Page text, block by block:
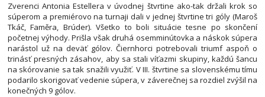
Zverenci Antonia Estellera v úvodnej štvrtine ako-tak držali krok so
súperom a premiérovo na turnaji dali v jednej štvrtine tri góly (Maroš
Tkáč, Faměra, Brúder). Všetko to boli situácie tesne po skončení
početnej výhody. Prišla však druhá osemminútovka a náskok súpera
narástol už na deväť gólov. Čiernhorci potrebovali triumf aspoň o
trinásť presných zásahov, aby sa stali víťazmi skupiny, každú šancu
na skórovanie sa tak snažili využiť. V III. štvrtine sa slovenskému tímu
podarilo skorigovať vedenie súpera, v záverečnej sa rozdiel zvýšil na
konečných 9 gólov.